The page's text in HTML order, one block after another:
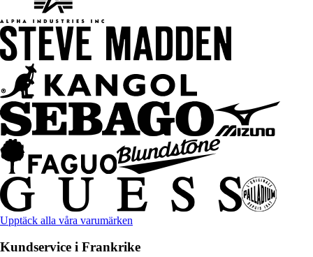
Upptäck alla våra varumärken
Kundservice i Frankrike